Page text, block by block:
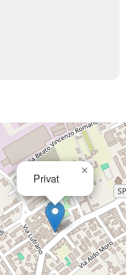
Privat
×